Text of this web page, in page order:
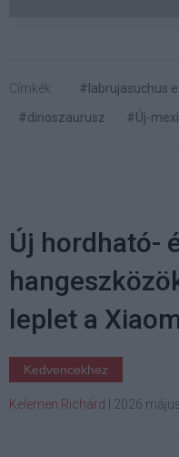
Címkék: #labrujasuchus
#dinoszaurusz
#Új-
Új hordható-
leplet a
Kedvencekhez
Kelemen Richárd 2026